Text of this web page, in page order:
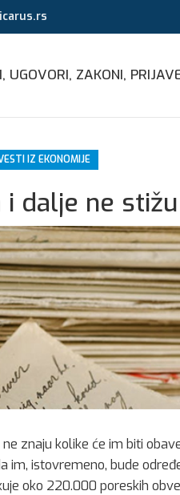
UGOVORI, ZAKONI,
IZ EKONOMIJE
i dalje ne stižu
znaju kolike će im biti
istovremeno, bude
oko 220.000 poreskih